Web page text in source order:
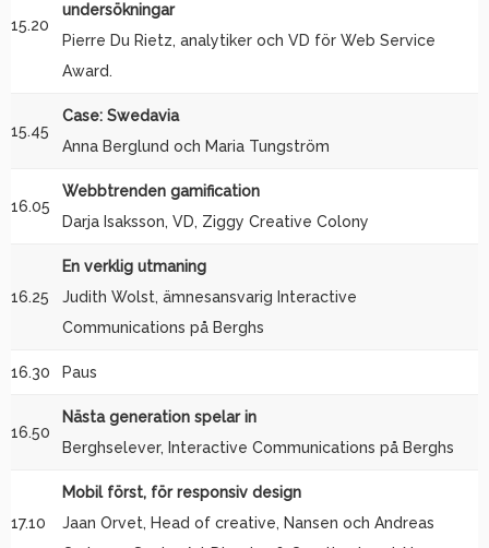
15.20
undersökningar
Pierre Du Rietz, analytiker och VD för Web Service
Award.
15.45
Case: Swedavia
Anna Berglund och Maria Tungström
16.05
Webbtrenden gamification
Darja Isaksson, VD, Ziggy Creative Colony
16.25
En verklig utmaning
Judith Wolst, ämnesansvarig Interactive
Communications på Berghs
16.30 Paus
16.50
Nästa generation spelar in
Berghselever, Interactive Communications på Berghs
17.10
Mobil först, för responsiv design
Jaan Orvet, Head of creative, Nansen och Andreas